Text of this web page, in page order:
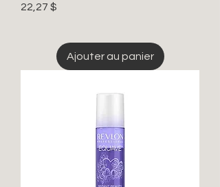
Prix
22,27 $
Ajouter au panier